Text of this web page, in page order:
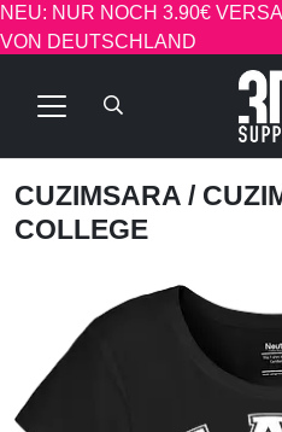
NEU: NUR NOCH 3.90€
VON DEUTSCHLAND
CUZIMSARA /
COLLEGE